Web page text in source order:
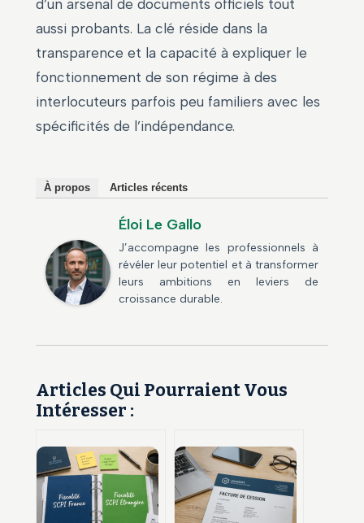
d’un arsenal de documents officiels tout
aussi probants. La clé réside dans la
transparence et la capacité à expliquer le
fonctionnement de son régime à des
interlocuteurs parfois peu familiers avec les
spécificités de l’indépendance.
À propos Articles récents
Éloi Le Gallo
J’accompagne les professionnels à
révéler leur potentiel et à transformer
leurs ambitions en leviers de
croissance durable.
Articles Qui Pourraient Vous
Intéresser :